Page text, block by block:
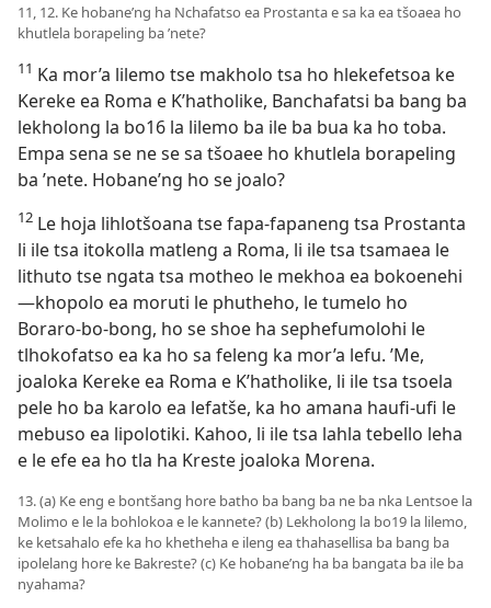
11, 12. Ke hobane’ng ha Nchafatso ea Prostanta e sa ka ea tšoaea ho
khutlela borapeling ba ’nete?
11 Ka mor’a lilemo tse makholo tsa ho hlekefetsoa ke
Kereke ea Roma e K’hatholike, Banchafatsi ba bang ba
lekholong la bo16 la lilemo ba ile ba bua ka ho toba.
Empa sena se ne se sa tšoaee ho khutlela borapeling
ba ’nete. Hobane’ng ho se joalo?
12 Le hoja lihlotšoana tse fapa-fapaneng tsa Prostanta
li ile tsa itokolla matleng a Roma, li ile tsa tsamaea le
lithuto tse ngata tsa motheo le mekhoa ea bokoenehi
—khopolo ea moruti le phutheho, le tumelo ho
Boraro-bo-bong, ho se shoe ha sephefumolohi le
tlhokofatso ea ka ho sa feleng ka mor’a lefu. ’Me,
joaloka Kereke ea Roma e K’hatholike, li ile tsa tsoela
pele ho ba karolo ea lefatše, ka ho amana haufi-ufi le
mebuso ea lipolotiki. Kahoo, li ile tsa lahla tebello leha
e le efe ea ho tla ha Kreste joaloka Morena.
13. (a) Ke eng e bontšang hore batho ba bang ba ne ba nka Lentsoe la
Molimo e le la bohlokoa e le kannete? (b) Lekholong la bo19 la lilemo,
ke ketsahalo efe ka ho khetheha e ileng ea thahasellisa ba bang ba
ipolelang hore ke Bakreste? (c) Ke hobane’ng ha ba bangata ba ile ba
nyahama?